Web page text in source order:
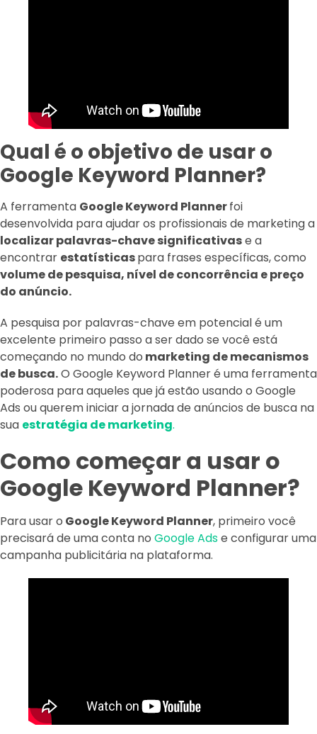
Qual é o objetivo de usar o
Google Keyword Planner?
A ferramenta Google Keyword Plannerfoi
desenvolvida para ajudar os profissionais de marketing a
localizar palavras-chave significativase a
encontrar estatísticaspara frases específicas, como
volume de pesquisa, nível de concorrência e preço
do anúncio.
A pesquisa por palavras-chave em potencial é um
excelente primeiro passo a ser dado se você está
começando no mundo do marketing de mecanismos
de busca.O Google Keyword Planner é uma ferramenta
poderosa para aqueles que já estão usando o Google
Ads ou querem iniciar a jornada de anúncios de busca na
sua estratégia de marketing.
Como começar a usar o
Google Keyword Planner?
Para usar o Google Keyword Planner, primeiro você
precisará de uma conta no Google Adse configurar uma
campanha publicitária na plataforma.